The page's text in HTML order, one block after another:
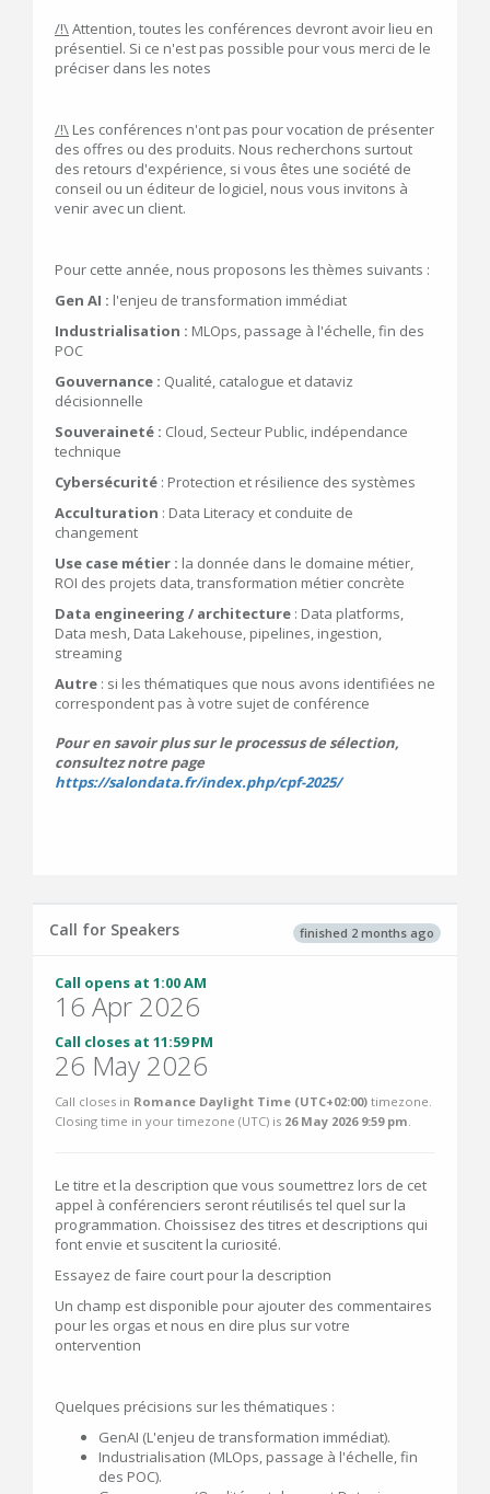
/!\Attention, toutes les conférences devront avoir lieu en
présentiel. Si ce n'est pas possible pour vous merci de le
préciser dans les notes
/!\ Les conférences n'ont pas pour vocation de présenter
des offres ou des produits. Nous recherchons surtout
des retours d'expérience, si vous êtes une société de
conseil ou un éditeur de logiciel, nous vous invitons à
venir avec un client.
Pour cette année, nous proposons les thèmes suivants :
Gen AI : l'enjeu de transformation immédiat
Industrialisation : MLOps, passage à l'échelle, fin des
POC
Gouvernance : Qualité, catalogue et dataviz
décisionnelle
Souveraineté : Cloud, Secteur Public, indépendance
technique
Cybersécurité : Protection et résilience des systèmes
Acculturation : Data Literacy et conduite de
changement
Use case métier : la donnée dans le domaine métier,
ROI des projets data, transformation métier concrète
Data engineering / architecture : Data platforms,
Data mesh, Data Lakehouse, pipelines, ingestion,
streaming
Autre : si les thématiques que nous avons identifiées ne
correspondent pas à votre sujet de conférence
Pour en savoir plus sur le processus de sélection,
consultez notre page
https://salondata.fr/index.php/cpf-2025/
finished 2 months ago
Call for Speakers
Call opens at 1:00 AM
16 Apr 2026
Call closes at 11:59 PM
26 May 2026
Call closes in Romance Daylight Time (UTC+02:00) timezone.
Closing time in your timezone (UTC) is 26 May 2026 9:59 pm.
Le titre et la description que vous soumettrez lors de cet
appel à conférenciers seront réutilisés tel quel sur la
programmation. Choissisez des titres et descriptions qui
font envie et suscitent la curiosité.
Essayez de faire court pour la description
Un champ est disponible pour ajouter des commentaires
pour les orgas et nous en dire plus sur votre
ontervention
Quelques précisions sur les thématiques :
GenAI (L'enjeu de transformation immédiat).
Industrialisation (MLOps, passage à l'échelle, fin
des POC).